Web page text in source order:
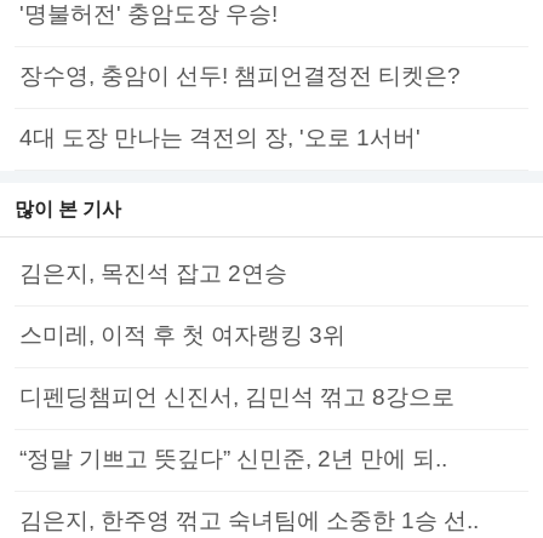
'명불허전' 충암도장 우승!
장수영, 충암이 선두! 챔피언결정전 티켓은?
4대 도장 만나는 격전의 장, '오로 1서버'
많이 본 기사
김은지, 목진석 잡고 2연승
스미레, 이적 후 첫 여자랭킹 3위
디펜딩챔피언 신진서, 김민석 꺾고 8강으로
“정말 기쁘고 뜻깊다” 신민준, 2년 만에 되..
김은지, 한주영 꺾고 숙녀팀에 소중한 1승 선..